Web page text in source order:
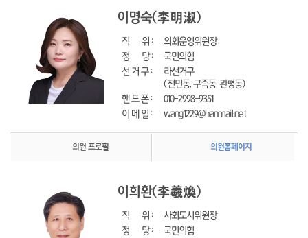
이명숙(李明淑)
직      위 :
의회운영위원장
정      당 :
국민의힘
선 거 구 :
라선거구
(전민동, 구즉동, 관평동)
핸 드 폰 :
010-2998-9351
이 메 일 :
wang1229@hanmail.net
의원 프로필 의원홈페이지
이희환(李羲煥)
직      위 :
사회도시위원장
정      당 :
국민의힘